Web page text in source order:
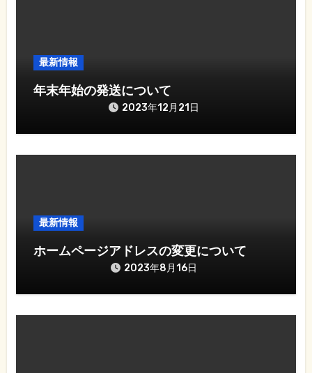
ン最新情報
年末年始の発送について
2023年12月21日
最新情報
ホームページアドレスの変更について
2023年8月16日